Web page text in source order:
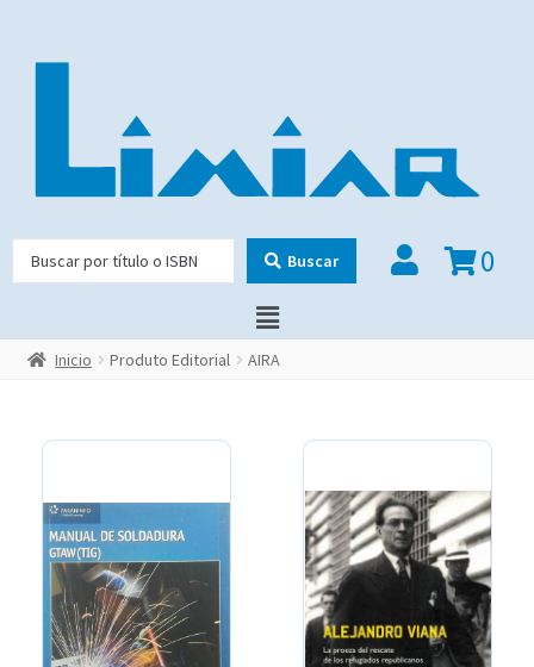
Buscar 0
Inicio Produto Editorial AIRA